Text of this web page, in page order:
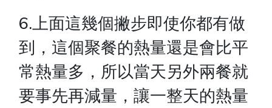
6.上面這幾個撇步即使你都有做
到，這個聚餐的熱量還是會比平
常熱量多，所以當天另外兩餐就
要事先再減量，讓一整天的熱量